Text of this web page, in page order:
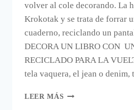
volver al cole decorando. La
Krokotak y se trata de forrar
cuaderno, reciclando un
DECORA UN LIBRO CON
RECICLADO PARA LA
tela vaquera, el jean o
LEER MÁS UNA